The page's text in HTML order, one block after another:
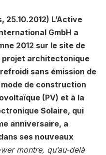
25.10.2012) L’Active
GmbH a
2012 sur le site de
projet architectonique
sans émission de
de construction
(PV) et à la
Solaire, qui
anniversaire, a
ses nouveaux
montre, qu’au-delà